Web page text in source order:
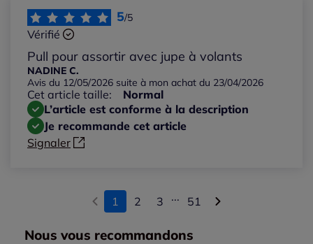
5/5
Vérifié
Pull pour assortir avec jupe à volants
NADINE C.
Avis du 12/05/2026 suite à mon achat du 23/04/2026
Cet article taille:
Normal
L’article est conforme à la description
Je recommande cet article
Signaler
1 2 3 ... 51
Nous vous recommandons